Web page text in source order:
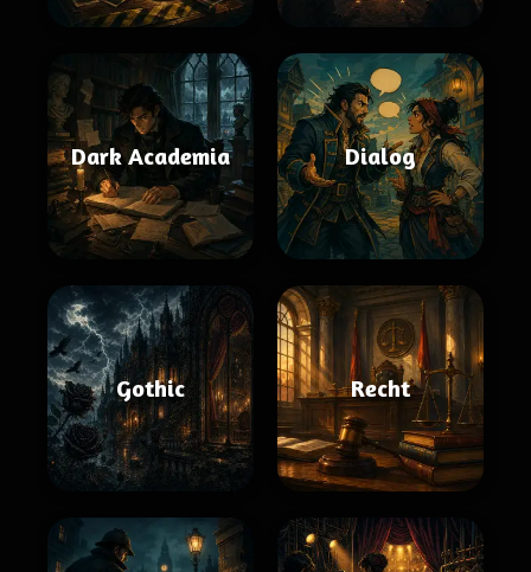
Dark Academia Dialog
Gothic Recht